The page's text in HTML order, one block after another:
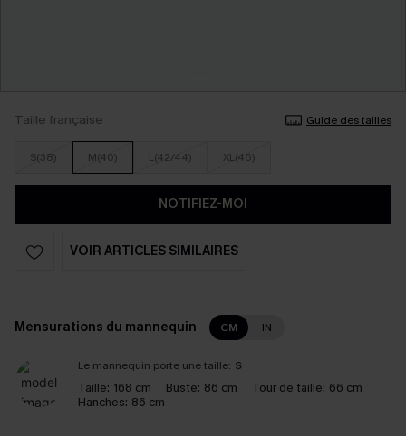
Taille française Guide des tailles
S(38) M(40) L(42/44) XL(46)
NOTIFIEZ-MOI
VOIR ARTICLES SIMILAIRES
Mensurations du mannequin CM IN
Le mannequin porte une taille: S
Taille: 168 cm Buste: 86 cm Tour de taille: 66 cm
Hanches: 86 cm